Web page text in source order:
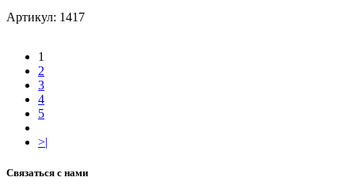
Артикул: 1417
1
2
3
4
5
>|
Связаться с нами